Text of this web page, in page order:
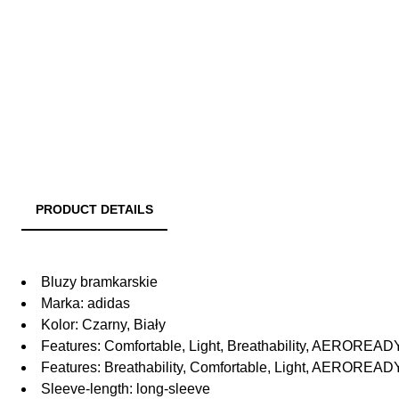
PRODUCT DETAILS
Bluzy bramkarskie
Marka: adidas
Kolor: Czarny, Biały
Features: Comfortable, Light, Breathability,
Features: Breathability, Comfortable, Light,
Sleeve-length: long-sleeve